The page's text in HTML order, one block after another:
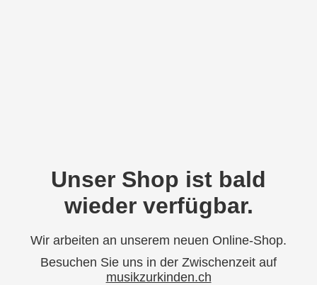
Unser Shop ist bald
wieder verfügbar.
Wir arbeiten an unserem neuen Online-Shop.
Besuchen Sie uns in der Zwischenzeit auf
musikzurkinden.ch